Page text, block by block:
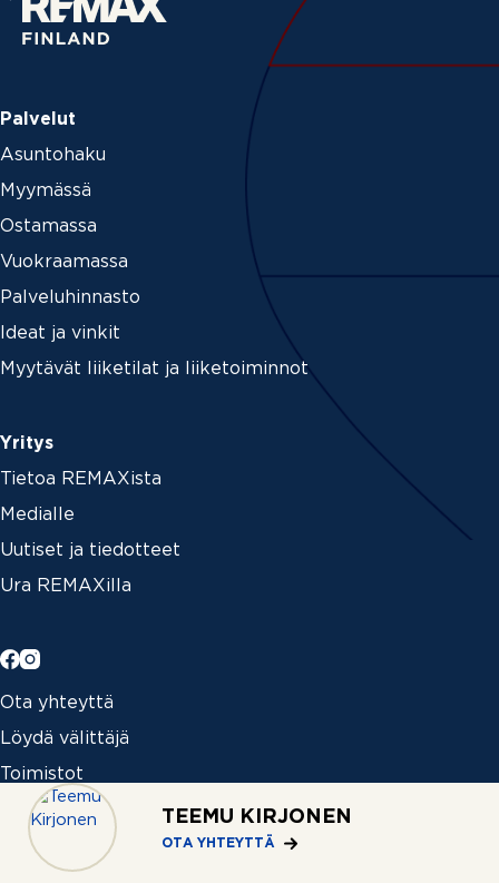
TEEMU KIRJONEN
OTA YHTEYTTÄ
Palvelut
Asuntohaku
Myymässä
Ostamassa
Vuokraamassa
Palveluhinnasto
Ideat ja vinkit
Myytävät liiketilat ja liiketoiminnot
Yritys
Tietoa REMAXista
Medialle
Uutiset ja tiedotteet
Ura REMAXilla
Ota yhteyttä
Löydä välittäjä
Toimistot
Kansainvälinen asuntohaku